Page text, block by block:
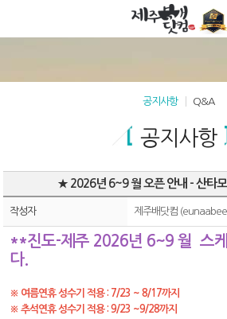
공지사항 Q&A
공지사항
★ 2026년 6~9 월 오픈 안내 - 산타
작성자 제주배닷컴
**진도-제주 2026년 6~9 월 스케
다.
※ 여름연휴 성수기 적용 : 7/23 ~ 8/17까지
※ 추석연휴 성수기 적용 : 9/23 ~9/28까지